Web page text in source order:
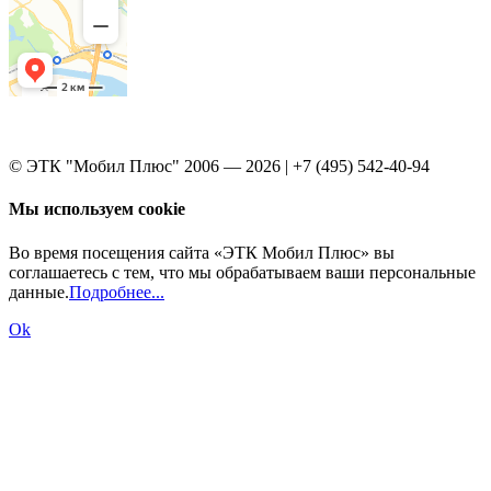
© ЭТК "Мобил Плюс" 2006 — 2026 | +7 (495) 542-40-94
Мы используем cookie
Во время посещения сайта «ЭТК Мобил Плюс» вы
соглашаетесь с тем, что мы обрабатываем ваши персональные
данные.Подробнее...
Ok